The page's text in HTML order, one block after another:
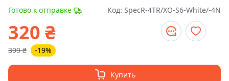
Готово к отправке Код: SpecR-4TR/XO-S6-White/-4N
320 ₴
399 ₴ -19%
Купить